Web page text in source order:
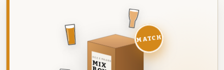
DEZE MAAND
MIX
MATCH